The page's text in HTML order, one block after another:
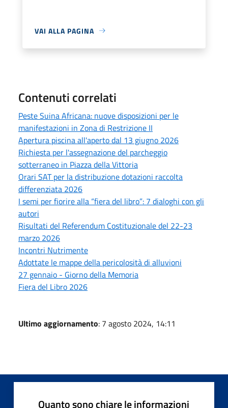
VAI ALLA PAGINA
Contenuti correlati
Peste Suina Africana: nuove disposizioni per le
manifestazioni in Zona di Restrizione II
Apertura piscina all'aperto dal 13 giugno 2026
Richiesta per l'assegnazione del parcheggio
sotterraneo in Piazza della Vittoria
Orari SAT per la distribuzione dotazioni raccolta
differenziata 2026
I semi per fiorire alla “fiera del libro”: 7 dialoghi con gli
autori
Risultati del Referendum Costituzionale del 22-23
marzo 2026
Incontri Nutrimente
Adottate le mappe della pericolosità di alluvioni
27 gennaio - Giorno della Memoria
Fiera del Libro 2026
Ultimo aggiornamento: 7 agosto 2024, 14:11
Quanto sono chiare le informazioni